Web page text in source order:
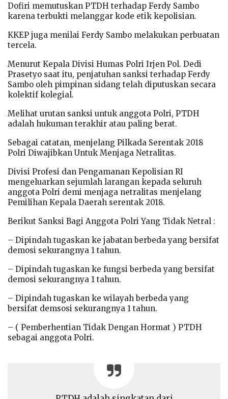
Dofiri memutuskan PTDH terhadap Ferdy Sambo
karena terbukti melanggar kode etik kepolisian.
KKEP juga menilai Ferdy Sambo melakukan perbuatan
tercela.
Menurut Kepala Divisi Humas Polri Irjen Pol. Dedi
Prasetyo saat itu, penjatuhan sanksi terhadap Ferdy
Sambo oleh pimpinan sidang telah diputuskan secara
kolektif kolegial.
Melihat urutan sanksi untuk anggota Polri, PTDH
adalah hukuman terakhir atau paling berat.
Sebagai catatan, menjelang Pilkada Serentak 2018
Polri Diwajibkan Untuk Menjaga Netralitas.
Divisi Profesi dan Pengamanan Kepolisian RI
mengeluarkan sejumlah larangan kepada seluruh
anggota Polri demi menjaga netralitas menjelang
Pemilihan Kepala Daerah serentak 2018.
Berikut Sanksi Bagi Anggota Polri Yang Tidak Netral :
– Dipindah tugaskan ke jabatan berbeda yang bersifat
demosi sekurangnya 1 tahun.
– Dipindah tugaskan ke fungsi berbeda yang bersifat
demosi sekurangnya 1 tahun.
– Dipindah tugaskan ke wilayah berbeda yang
bersifat demsosi sekurangnya 1 tahun.
– ( Pemberhentian Tidak Dengan Hormat ) PTDH
sebagai anggota Polri.